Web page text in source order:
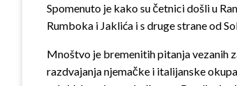
Spomenuto je kako su četnici došli u
Rumboka i Jaklića i s druge strane od
Mnoštvo je bremenitih pitanja vezanih
razdvajanja njemačke i italijanske